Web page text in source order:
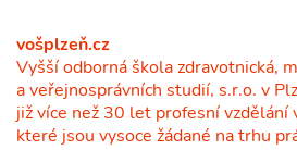
vošplzeň.cz
Vyšší odborná škola zdravotnická,
a veřejnosprávních studií, s.r.o. v
již více než 30 let profesní vzdělání
které jsou vysoce žádané na trhu